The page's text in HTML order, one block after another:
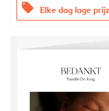
offers Elke dag lage